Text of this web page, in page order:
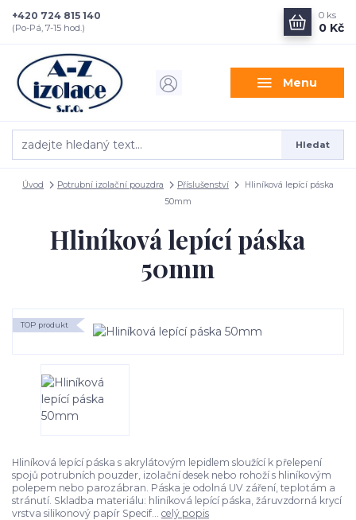
Menu
Hledat
+420 724 815 140
(Po-Pá, 7-15 hod.)
0 ks
0 Kč
Úvod Potrubní izolační pouzdra Příslušenství
Hliníková lepící páska
50mm
Hliníková lepící páska
50mm
TOP produkt
Hliníková lepící páska s akrylátovým lepidlem sloužící k přelepení
spojů potrubních pouzder, izolační desek nebo rohoží s hliníkovým
polepem nebo parozábran. Páska je odolná UV záření, teplotám a
stránutí. Skladba materiálu: hliníková lepící páska, žáruvzdorná krycí
vrstva silikonový papír Specif... celý popis